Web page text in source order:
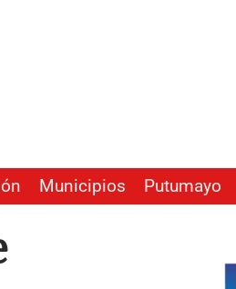
Municipios Putumayo